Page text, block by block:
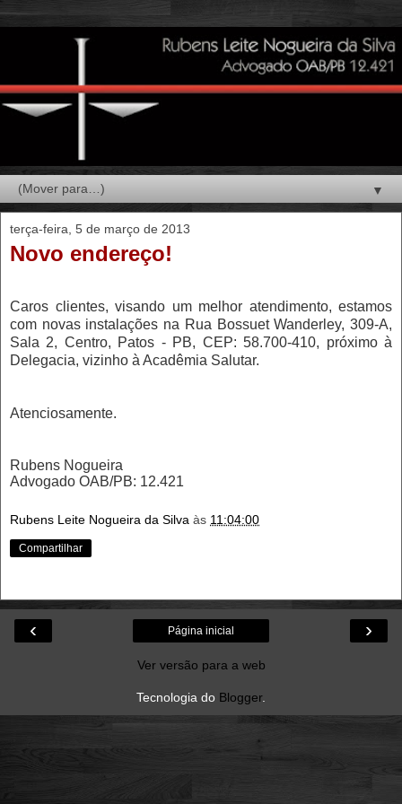
▼
terça-feira, 5 de março de 2013
Novo endereço!
Caros clientes, visando um melhor atendimento, estamos
com novas instalações na Rua Bossuet Wanderley, 309-A,
Sala 2, Centro, Patos - PB, CEP: 58.700-410, próximo à
Delegacia, vizinho à Acadêmia Salutar.
Atenciosamente.
Rubens Nogueira
Advogado OAB/PB: 12.421
Rubens Leite Nogueira da Silva às 11:04:00
Compartilhar
‹ ›
Página inicial
Ver versão para a web
Tecnologia do Blogger.